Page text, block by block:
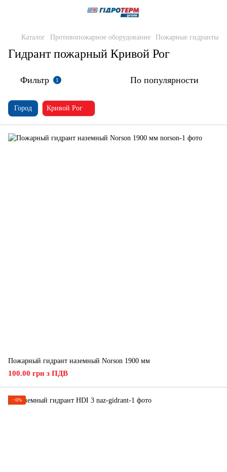
Каталог Противопожарное оборудование Пожарные гидранты
Гидрант пожарный Кривой Рог
Фильтр 1 По популярности
Город Кривой Рог
Пожарный гидрант наземный Norson 1900 мм
100.00 грн з ПДВ
−6%